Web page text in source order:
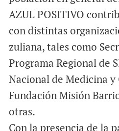
AZUL POSITIVO
con distintas
zuliana, tales como
Programa Regional de
Nacional de Medicina y
Fundación Misión
otras.
Con la presencia de la